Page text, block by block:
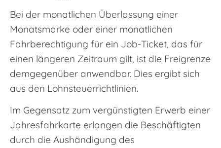
Bei der monatlichen Überlassung einer
Monatsmarke oder einer monatlichen
Fahrberechtigung für ein Job-Ticket, das für
einen längeren Zeitraum gilt, ist die Freigrenze
demgegenüber anwendbar. Dies ergibt sich
aus den Lohnsteuerrichtlinien.
Im Gegensatz zum vergünstigten Erwerb einer
Jahresfahrkarte erlangen die Beschäftigten
durch die Aushändigung des